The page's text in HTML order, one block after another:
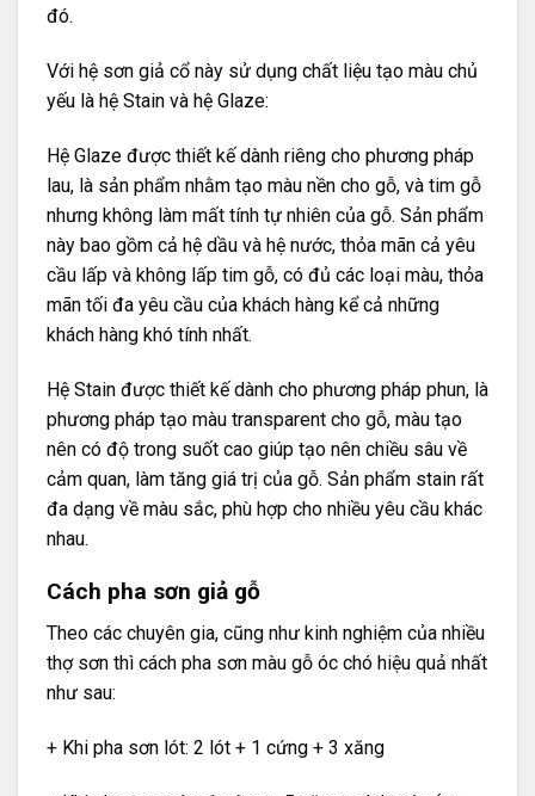
đó.
Với hệ sơn giả cổ này sử dụng chất liệu tạo màu chủ
yếu là hệ Stain và hệ Glaze:
Hệ Glaze được thiết kế dành riêng cho phương pháp
lau, là sản phẩm nhằm tạo màu nền cho gỗ, và tim gỗ
nhưng không làm mất tính tự nhiên của gỗ. Sản phẩm
này bao gồm cả hệ dầu và hệ nước, thỏa mãn cả yêu
cầu lấp và không lấp tim gỗ, có đủ các loại màu, thỏa
mãn tối đa yêu cầu của khách hàng kể cả những
khách hàng khó tính nhất.
Hệ Stain được thiết kế dành cho phương pháp phun, là
phương pháp tạo màu transparent cho gỗ, màu tạo
nên có độ trong suốt cao giúp tạo nên chiều sâu về
cảm quan, làm tăng giá trị của gỗ. Sản phẩm stain rất
đa dạng về màu sắc, phù hợp cho nhiều yêu cầu khác
nhau.
Cách pha sơn giả gỗ
Theo các chuyên gia, cũng như kinh nghiệm của nhiều
thợ sơn thì cách pha sơn màu gỗ óc chó hiệu quả nhất
như sau:
+ Khi pha sơn lót: 2 lót + 1 cứng + 3 xăng